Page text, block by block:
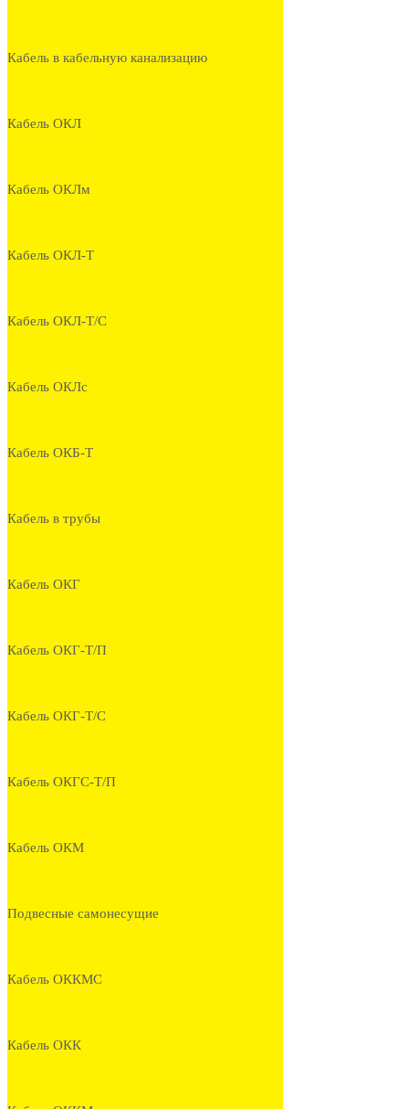
Кабель в кабельную канализацию
Кабель ОКЛ
Кабель ОКЛм
Кабель ОКЛ-Т
Кабель ОКЛ-Т/С
Кабель ОКЛс
Кабель ОКБ-Т
Кабель в трубы
Кабель ОКГ
Кабель ОКГ-Т/П
Кабель ОКГ-Т/С
Кабель ОКГС-Т/П
Кабель ОКМ
Подвесные самонесущие
Кабель ОККМС
Кабель ОКК